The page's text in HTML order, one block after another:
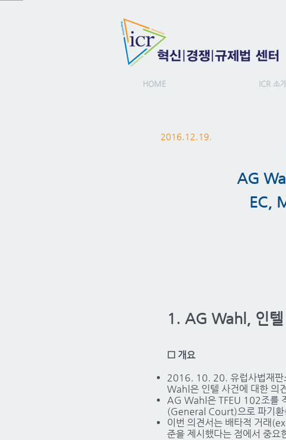
HOME ICR 소개
2016.12.19.
AG
EC,
1. AG Wahl, 인텔
☐ 개요
2016. 10. 20. 유럽사법재
Wahl은 인텔 사건에 대한
AG Wahl은 TFEU 102조를
(General Court)으로 파기환
이번 의견서는 배타적 거래
준을 제시했다는 점에서 중요